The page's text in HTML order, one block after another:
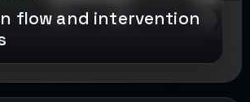
flow and intervention